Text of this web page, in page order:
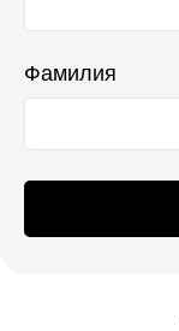
Фамилия